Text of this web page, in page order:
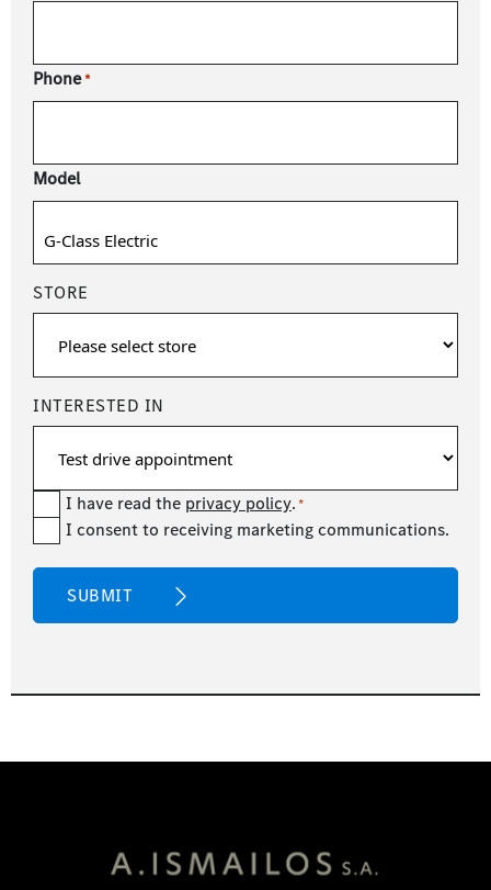
Phone*
Model
STORE
INTERESTED IN
Consent
I have read the privacy policy.*
newsetter
I consent to receiving marketing communications.